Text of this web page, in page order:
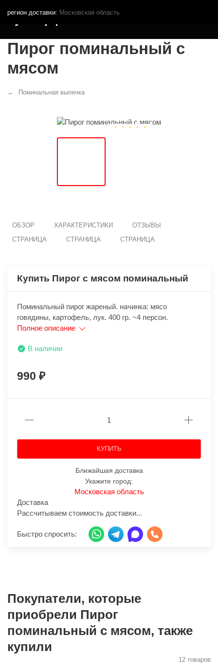
регион доставки: Московская область
Кутья.рф
Пирог поминальный с
мясом
Поминальная выпечка
ОБЗОР ХАРАКТЕРИСТИКИ
ОТЗЫВЫ
СТРАНИЦА
СТРАНИЦА СТРАНИЦА
Купить Пирог с мясом поминальный
Поминальный пирог жареный. начинка: мясо
говядины, картофель, лук. 400 гр. ~4 персон.
Полное описание
В наличии
990
КУПИТЬ
Ближайшая доставка
Укажите город:
Московская область
Доставка
Рассчитываем стоимость доставки...
Быстро спросить:
Покупатели, которые
приобрели Пирог
поминальный с мясом, также
купили
12 товаров